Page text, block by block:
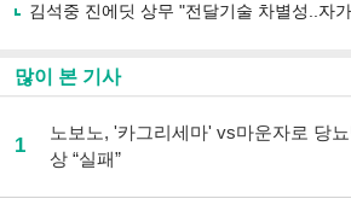
김석중 진에딧 상무 "전달기술 차별성..자
많이 본 기사
1
노보노, '카그리세마' vs마운자로 당
상 “실패”